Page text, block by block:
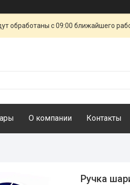
обработаны с 09:00 ближайшего
О компании Контакты
Ручка